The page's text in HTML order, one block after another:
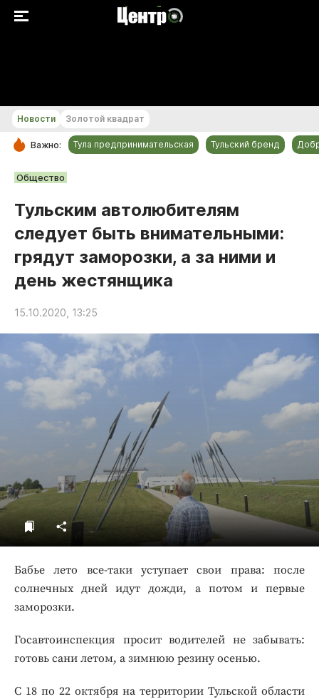
РУБРИКИ
Происшествия
Спорт
Тульский бренд
Тула предпринимательская
Голодный шпион
Новости Золотой квадрат
Важно: Тула предпринимательская Тульский бренд
Общество
Тульским автолюбителям
следует быть внимательными:
грядут заморозки, а за ними и
день жестянщика
15.10.2020, 13:25
Бабье лето все-таки уступает свои права: после
солнечных дней идут дожди, а потом и первые
заморозки.
Госавтоинспекция просит водителей не забывать:
готовь сани летом, а зимнюю резину осенью.
С 18 по 22 октября на территории Тульской области